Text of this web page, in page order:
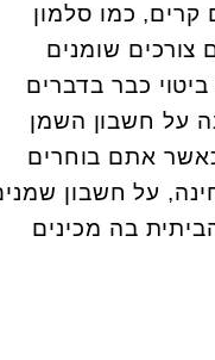
קרים, כמו סלמון
צורכים שומנים
כבר בדברים
על חשבון השמן
אתם בוחרים
על חשבון
בה מכינים